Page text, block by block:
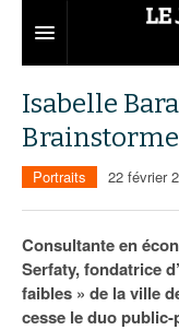
Territoires
Aménagement
Institutions
Services
Entreprises
Emploi
Attractivité
75
77
Carnet
Nominations
Les Assises du
Isabelle
Portraits 22 février
Consultante en
Serfaty, fondatrice
faibles » de la ville
cesse le duo